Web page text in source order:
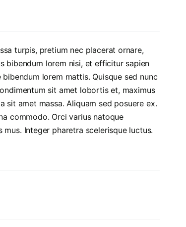
turpis, pretium nec placerat ornare,
bibendum lorem nisi, et efficitur sapien
lorem mattis. Quisque sed nunc
sit amet lobortis et, maximus
sit amet massa. Aliquam sed posuere ex.
commodo. Orci varius natoque
Integer pharetra scelerisque luctus.